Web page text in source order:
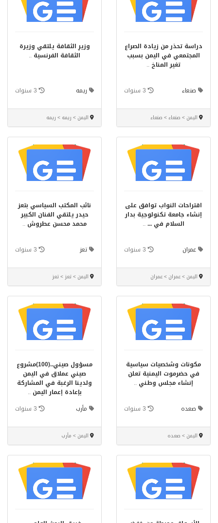
دراسة تحذر من زيادة الصراع
المجتمعي في اليمن بسبب
تغير المناخ ..
صنعاء 3 سنوات
اليمن > صنعاء > صنعاء
وزيرِ الثقافة يلتقي وزيرة
الثقافة الفرنسية ..
ريمه 3 سنوات
اليمن > ريمه > ريمه
اقتراحات النواب توافق على
إنشاء جامعة تكنولوجية بدار
السلام في .....
عمران 3 سنوات
اليمن > عمران > عمران
نائب المكتب السياسي بتعز
حيدر يلتقي الفنان الكبير
محمد محسن عطروش ..
تعز 3 سنوات
اليمن > تعز > تعز
مكونات وشخصيات سياسية
في حضرموت اليمنية تعلن
إنشاء مجلس وطني ..
صعده 3 سنوات
اليمن > صعده
مسؤول صيني..(100)مشروع
صيني عملاق في اليمن
ولدينا الرغبة في المشاركة
بإعادة إعمار اليمن ..
مأرب
3 سنوات
اليمن > مأرب